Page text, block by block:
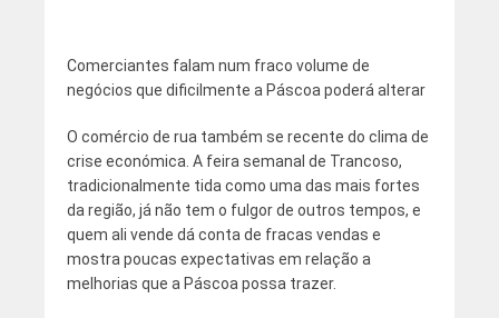
Comerciantes falam num fraco volume de
negócios que dificilmente a Páscoa poderá alterar
O comércio de rua também se recente do clima de
crise económica. A feira semanal de Trancoso,
tradicionalmente tida como uma das mais fortes
da região, já não tem o fulgor de outros tempos, e
quem ali vende dá conta de fracas vendas e
mostra poucas expectativas em relação a
melhorias que a Páscoa possa trazer.